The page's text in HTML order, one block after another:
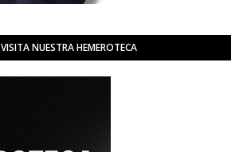
VISITA NUESTRA HEMEROTECA